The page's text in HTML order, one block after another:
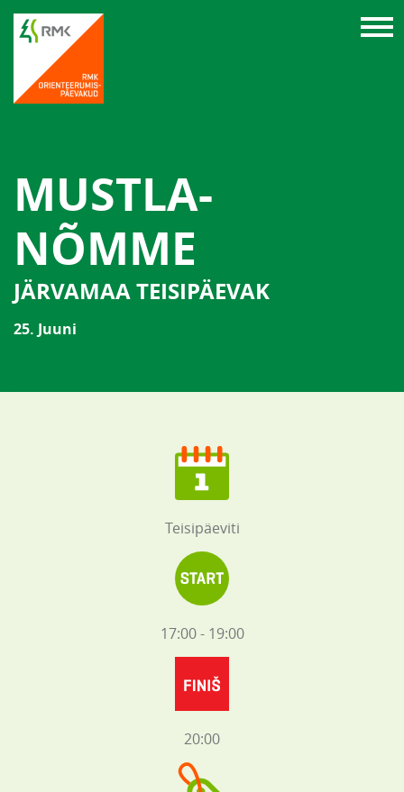
MUSTLA-
NÕMME
JÄRVAMAA TEISIPÄEVAK
25. Juuni
Teisipäeviti
17:00 - 19:00
20:00